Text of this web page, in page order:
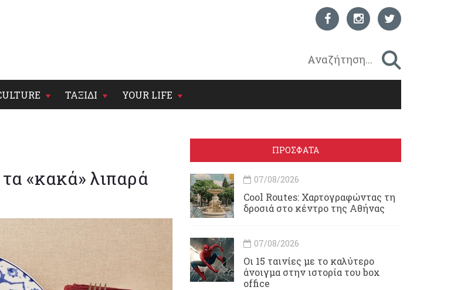
ΤΑΞΙΔΙ YOUR LIFE
«κακά» λιπαρά
ΠΡΟΣΦΑΤΑ
07/08/2026
Cool Routes: Χαρτογραφώντας τη
δροσιά στο κέντρο της Αθήνας
07/08/2026
Οι 15 ταινίες με το καλύτερο
άνοιγμα στην ιστορία του box
office